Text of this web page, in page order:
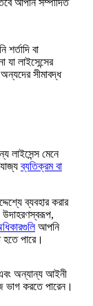
আপনি সম্পাদিত
বা
যা লাইসেন্সের
সীমাবদ্ধ
লাইসেন্স মেনে
ব্যতিক্রম বা
ব্যবহার করার
আপনি
হতে পারে।
অন্যান্য আইনী
ভাগ করতে পারেন।